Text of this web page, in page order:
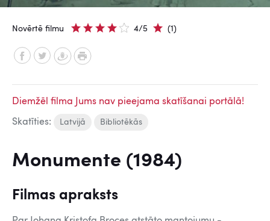
Novērtē filmu 4/5 (1)
Diemžēl filma Jums nav pieejama skatīšanai portālā!
Skatīties: Latvijā Bibliotēkās
Monumente (1984)
Filmas apraksts